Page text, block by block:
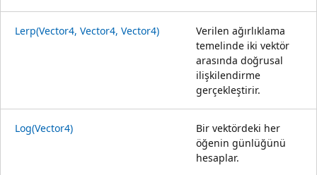
Lerp(Vector4, Vector4, Vector4)
Verilen ağırlıklama
temelinde iki vektör
arasında doğrusal
ilişkilendirme
gerçekleştirir.
Log(Vector4)
Bir vektördeki her
öğenin günlüğünü
hesaplar.